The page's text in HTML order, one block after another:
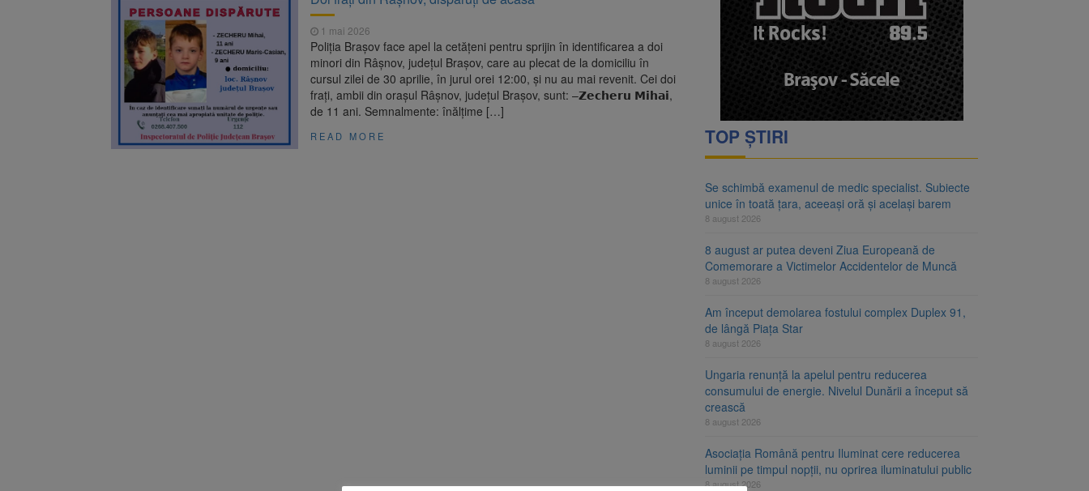
7 august 2026
Trafic blocat pe DN1E Brașov – Poiana Brașov după un accident. Două persoane primesc îngrijiri
medicale
8 august 2026 Se schimbă examenul de medic specialist. Subiecte unice în toată țara, aceeași oră și același barem
1 mai 2026
Poliția Brașov face apel la cetățeni pentru sprijin în identificarea a doi
minori din Râșnov, județul Brașov, care au plecat de la domiciliu în
cursul zilei de 30 aprilie, în jurul orei 12:00, și nu au mai revenit. Cei doi
frați, ambii din orașul Râșnov, județul Brașov, sunt: –𝗭𝗲𝗰𝗵𝗲𝗿𝘂 𝗠𝗶𝗵𝗮𝗶,
de 11 ani. Semnalmente: înălțime […]
READ MORE TOP ȘTIRI
Se schimbă examenul de medic specialist. Subiecte
unice în toată țara, aceeași oră și același barem
8 august 2026
8 august ar putea deveni Ziua Europeană de
Comemorare a Victimelor Accidentelor de Muncă
8 august 2026
Am început demolarea fostului complex Duplex 91,
de lângă Piața Star
8 august 2026
Ungaria renunță la apelul pentru reducerea
consumului de energie. Nivelul Dunării a început să
crească
8 august 2026
Asociația Română pentru Iluminat cere reducerea
luminii pe timpul nopții, nu oprirea iluminatului public
8 august 2026